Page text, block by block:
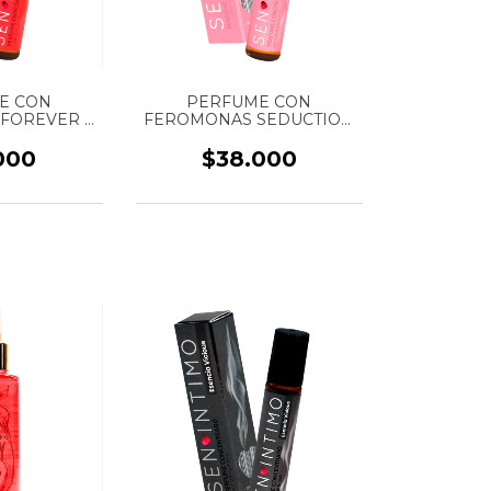
CON
-
- ROLL
INTIMO -
PERFUME CON
FEROMONAS SEDUCTION
DULCE Y CÁLIDA - ROLL
ON - MARCA SEN INTIMO -
$38.000